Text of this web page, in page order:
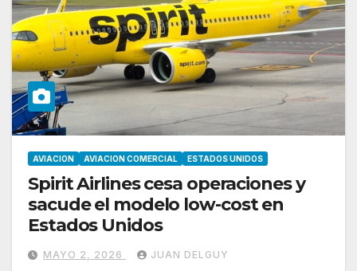
AVIACION AVIACION COMERCIAL ESTADOS UNIDOS
Spirit Airlines cesa operaciones y
sacude el modelo low-cost en
Estados Unidos
MAYO 2, 2026 JUAN DELGUY